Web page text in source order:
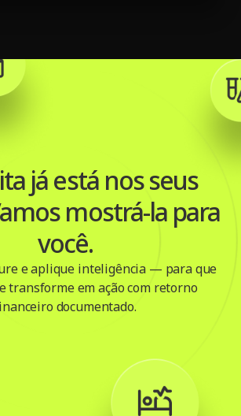
já está nos seus
mostrá-la para
você.
e aplique inteligência — para que
transforme em ação com retorno
documentado.